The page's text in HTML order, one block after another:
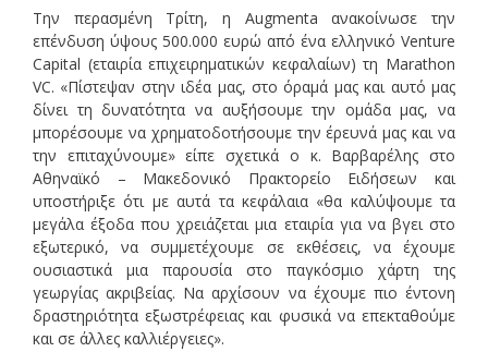
Την περασμένη Τρίτη, η Augmenta ανακοίνωσε την
επένδυση ύψους 500.000 ευρώ από ένα ελληνικό Venture
Capital (εταιρία επιχειρηματικών κεφαλαίων) τη Marathon
VC. «Πίστεψαν στην ιδέα μας, στο όραμά μας και αυτό μας
δίνει τη δυνατότητα να αυξήσουμε την ομάδα μας, να
μπορέσουμε να χρηματοδοτήσουμε την έρευνά μας και να
την επιταχύνουμε» είπε σχετικά ο κ. Βαρβαρέλης στο
Αθηναϊκό – Μακεδονικό Πρακτορείο Ειδήσεων και
υποστήριξε ότι με αυτά τα κεφάλαια «θα καλύψουμε τα
μεγάλα έξοδα που χρειάζεται μια εταιρία για να βγει στο
εξωτερικό, να συμμετέχουμε σε εκθέσεις, να έχουμε
ουσιαστικά μια παρουσία στο παγκόσμιο χάρτη της
γεωργίας ακριβείας. Να αρχίσουν να έχουμε πιο έντονη
δραστηριότητα εξωστρέφειας και φυσικά να επεκταθούμε
και σε άλλες καλλιέργειες».